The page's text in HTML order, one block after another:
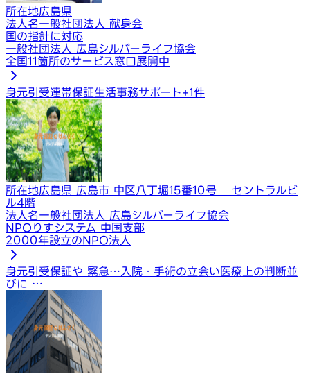
所在地広島県
法人名一般社団法人 献身会
国の指針に対応
一般社団法人 広島シルバーライフ協会
全国11箇所のサービス窓口展開中
身元引受連帯保証生活事務サポート+1件
所在地広島県 広島市 中区八丁堀15番10号 セントラルビ
ル4階
法人名一般社団法人 広島シルバーライフ協会
NPOりすシステム 中国支部
2000年設立のNPO法人
身元引受保証や 緊急… 入院・手術の立会い医療上の判断並
びに …